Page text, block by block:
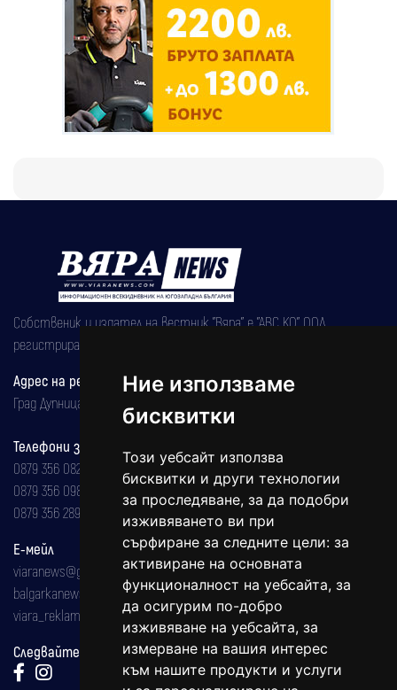
Ние използваме
бисквитки
Този уебсайт използва
бисквитки и други технологии
за проследяване, за да подобри
изживяването ви при
сърфиране за следните цели: за
активиране на основната
функционалност на уебсайта, за
да осигурим по-добро
изживяване на уебсайта, за
измерване на вашия интерес
към нашите продукти и услуги
Собственик и издател на вестник "Вяра" е "АВС КО" ООД,
регистрирана на 08.05.2002 година.
Адрес на редакцията
Град Дупница, ул.''Христо Ботев" 43
Телефони за реклама и абонаменти
0879 356 082
0879 356 098
0879 356 289
Е-мейл
viaranews@gmail.com
balgarkanews@gmail.com
viara_reklama@mail.bg
Следвайте ни: